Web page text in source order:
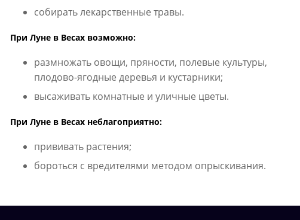
собирать лекарственные травы.
При Луне в Весах возможно:
размножать овощи, пряности, полевые культуры,
плодово-ягодные деревья и кустарники;
высаживать комнатные и уличные цветы.
При Луне в Весах неблагоприятно:
прививать растения;
бороться с вредителями методом опрыскивания.